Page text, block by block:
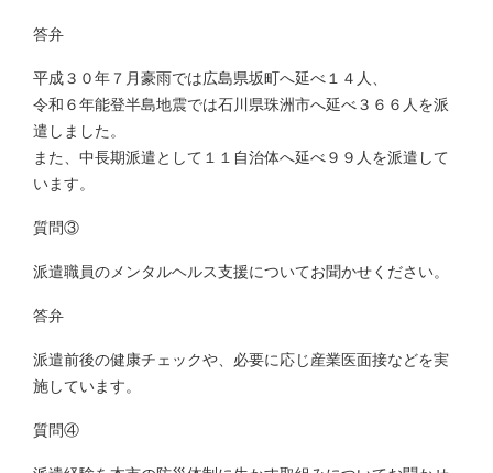
答弁
平成３０年７月豪雨では広島県坂町へ延べ１４人、
令和６年能登半島地震では石川県珠洲市へ延べ３６６人を派
遣しました。
また、中長期派遣として１１自治体へ延べ９９人を派遣して
います。
質問③
派遣職員のメンタルヘルス支援についてお聞かせください。
答弁
派遣前後の健康チェックや、必要に応じ産業医面接などを実
施しています。
質問④